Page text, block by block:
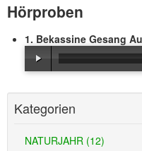
Hörproben
1. Bekassine Gesang
Kategorien
NATURJAHR (12)